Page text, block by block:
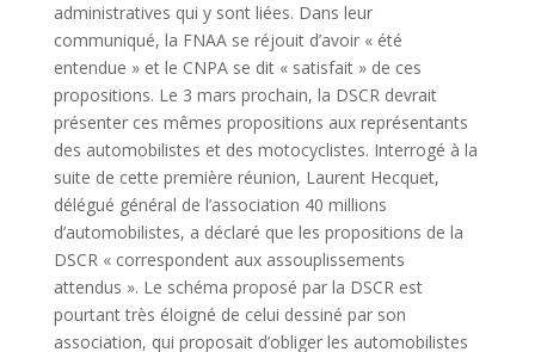
administratives qui y sont liées. Dans leur
communiqué, la FNAA se réjouit d’avoir « été
entendue » et le CNPA se dit « satisfait » de ces
propositions. Le 3 mars prochain, la DSCR devrait
présenter ces mêmes propositions aux représentants
des automobilistes et des motocyclistes. Interrogé à la
suite de cette première réunion, Laurent Hecquet,
délégué général de l’association 40 millions
d’automobilistes, a déclaré que les propositions de la
DSCR « correspondent aux assouplissements
attendus ». Le schéma proposé par la DSCR est
pourtant très éloigné de celui dessiné par son
association, qui proposait d’obliger les automobilistes